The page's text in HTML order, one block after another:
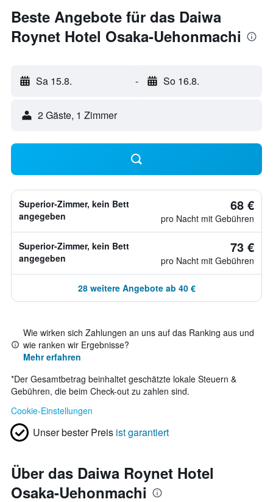
Beste Angebote für das Daiwa
Roynet Hotel Osaka-Uehonmachi
Sa 15.8. - So 16.8.
2 Gäste, 1 Zimmer
Superior-Zimmer, kein Bett
angegeben
68 €
pro Nacht mit Gebühren
Superior-Zimmer, kein Bett
angegeben
73 €
pro Nacht mit Gebühren
28 weitere Angebote ab 40 €
Wie wirken sich Zahlungen an uns auf das Ranking aus und
wie ranken wir Ergebnisse?
Mehr erfahren
*Der Gesamtbetrag beinhaltet geschätzte lokale Steuern &
Gebühren, die beim Check-out zu zahlen sind.
Cookie-Einstellungen
Unser bester Preis ist garantiert
Über das Daiwa Roynet Hotel
Osaka-Uehonmachi